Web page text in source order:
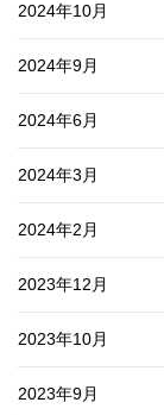
2024年10月
2024年9月
2024年6月
2024年3月
2024年2月
2023年12月
2023年10月
2023年9月